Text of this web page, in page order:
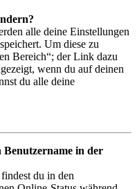
alle deine Einstellungen
Um diese zu
Bereich“; der Link dazu
wenn du auf deinen
du alle deine
Benutzername in der
du in den